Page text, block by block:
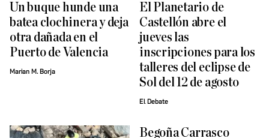
Un buque hunde una
batea clochinera y deja
otra dañada en el
Puerto de Valencia
Marian M. Borja
El Planetario de
Castellón abre el
jueves las
inscripciones para los
talleres del eclipse de
Sol del 12 de agosto
El Debate
Begoña Carrasco